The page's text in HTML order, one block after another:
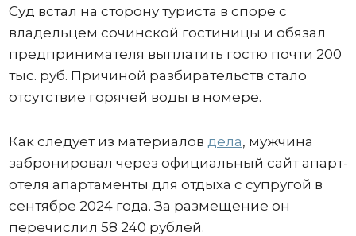
Суд встал на сторону туриста в споре с
владельцем сочинской гостиницы и обязал
предпринимателя выплатить гостю почти 200
тыс. руб. Причиной разбирательств стало
отсутствие горячей воды в номере.
Как следует из материалов дела, мужчина
забронировал через официальный сайт апарт-
отеля апартаменты для отдыха с супругой в
сентябре 2024 года. За размещение он
перечислил 58 240 рублей.